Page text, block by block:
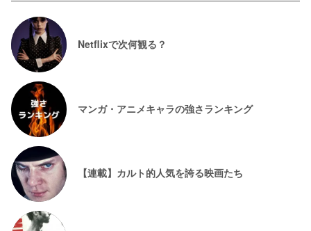
Netflixで次何観る？
マンガ・アニメキャラの強さランキング
【連載】カルト的人気を誇る映画たち